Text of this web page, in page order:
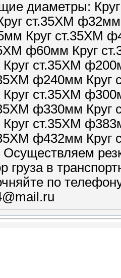
диаметры:
ст.35ХМ
Круг ст.35ХМ
ф60мм Круг
ст.35ХМ
ф240мм Круг
ст.35ХМ
ф330мм Круг
ст.35ХМ
ф432мм Круг
груза в
по